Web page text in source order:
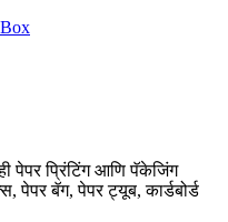
पेपर प्रिंटिंग आणि पॅकेजिंग
पेपर बॅग, पेपर ट्यूब, कार्डबोर्ड